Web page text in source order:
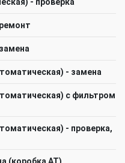
- замена
с фильтром
- проверка,
(коробка АТ)